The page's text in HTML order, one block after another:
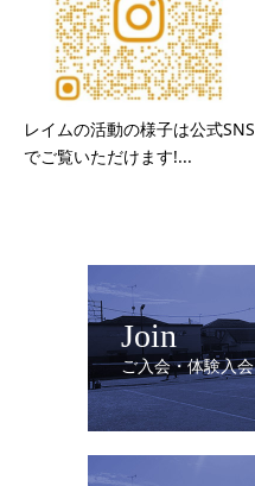
レイムの活動の様子は公式SNS
でご覧いただけます!...
Join
ご入会・体験入会